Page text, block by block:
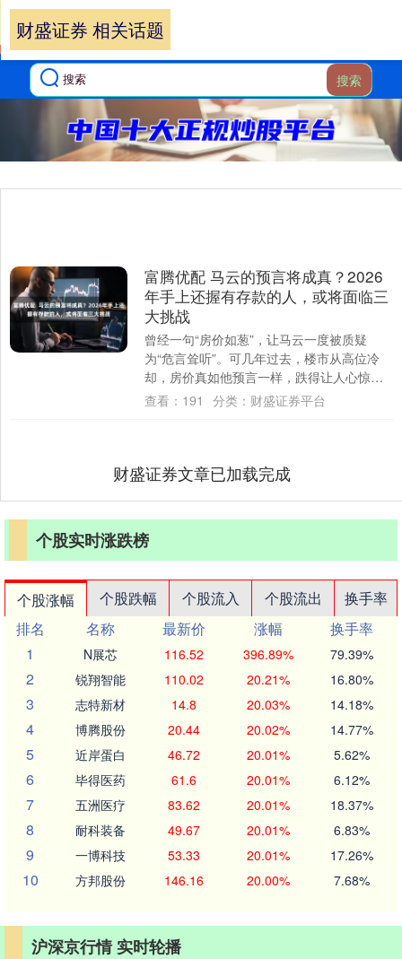
搜索
财盛证券 相关话题
富腾优配 马云的预言将成真？2026
年手上还握有存款的人，或将面临三
大挑战
曾经一句“房价如葱”，让马云一度被质疑
为“危言耸听”。可几年过去，楼市从高位冷
却，房价真如他预言一样，跌得让人心惊。
有人在高点买房富腾优配 ，如今成了“房
查看： 191 分类： 财盛证券平台
财盛证券文章已加载完成
个股实时涨跌榜
个股涨幅 个股跌幅 个股流入 个股流出
换手率
排名
名称 最新价 涨幅
换手率
1
N展芯 116.52 396.89% 79.39%
2 锐翔智能 110.02 20.21% 16.80%
3 志特新材 14.8 20.03% 14.18%
4 博腾股份 20.44 20.02% 14.77%
5 近岸蛋白 46.72 20.01% 5.62%
6 毕得医药 61.6 20.01% 6.12%
7 五洲医疗 83.62 20.01% 18.37%
8 耐科装备 49.67 20.01% 6.83%
9 一博科技 53.33 20.01% 17.26%
10 方邦股份 146.16 20.00% 7.68%
沪深京行情 实时轮播